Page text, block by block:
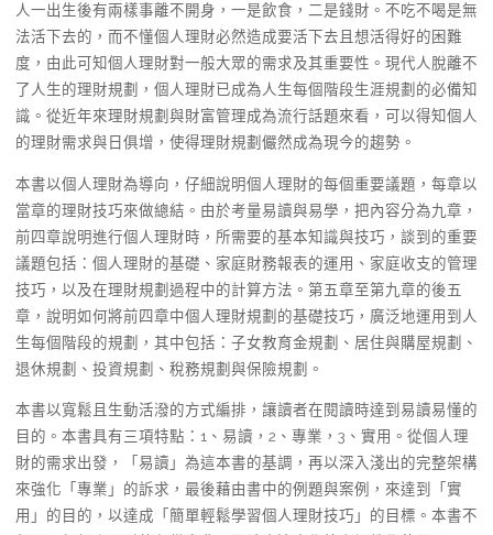
人一出生後有兩樣事離不開身，一是飲食，二是錢財。不吃不喝是無
法活下去的，而不懂個人理財必然造成要活下去且想活得好的困難
度，由此可知個人理財對一般大眾的需求及其重要性。現代人脫離不
了人生的理財規劃，個人理財已成為人生每個階段生涯規劃的必備知
識。從近年來理財規劃與財富管理成為流行話題來看，可以得知個人
的理財需求與日俱增，使得理財規劃儼然成為現今的趨勢。
本書以個人理財為導向，仔細說明個人理財的每個重要議題，每章以
當章的理財技巧來做總結。由於考量易讀與易學，把內容分為九章，
前四章說明進行個人理財時，所需要的基本知識與技巧，談到的重要
議題包括：個人理財的基礎、家庭財務報表的運用、家庭收支的管理
技巧，以及在理財規劃過程中的計算方法。第五章至第九章的後五
章，說明如何將前四章中個人理財規劃的基礎技巧，廣泛地運用到人
生每個階段的規劃，其中包括：子女教育金規劃、居住與購屋規劃、
退休規劃、投資規劃、稅務規劃與保險規劃。
本書以寬鬆且生動活潑的方式編排，讓讀者在閱讀時達到易讀易懂的
目的。本書具有三項特點：1、易讀，2、專業，3、實用。從個人理
財的需求出發，「易讀」為這本書的基調，再以深入淺出的完整架構
來強化「專業」的訴求，最後藉由書中的例題與案例，來達到「實
用」的目的，以達成「簡單輕鬆學習個人理財技巧」的目標。本書不